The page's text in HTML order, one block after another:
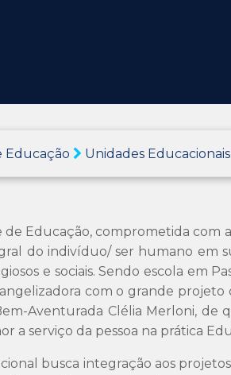
Educação Unidades Educacionais
de Educação, comprometida com
do indivíduo/ ser humano em
e sociais. Sendo escola em
com o grande
Aventurada Clélia Merloni, de
a serviço da pessoa na prática
busca integração aos